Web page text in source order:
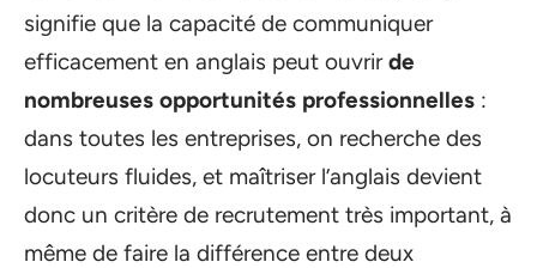
signifie que la capacité de communiquer
efficacement en anglais peut ouvrirde
nombreuses opportunités professionnelles :
dans toutes les entreprises, on recherche des
locuteurs fluides, et maîtriser l’anglais devient
donc un critère de recrutement très important, à
même de faire la différence entre deux